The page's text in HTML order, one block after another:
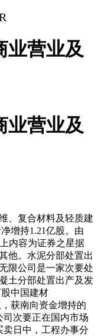
业营业及
业营业及
复合材料及轻质建
增持1.21亿股。由
内容为证券之星据
他。水泥分部处置出
限公司是一家次要处
土分部处置出产及发
中国建材
获南向资金增持的
次要正在国内市场
卖日中，工程办事分